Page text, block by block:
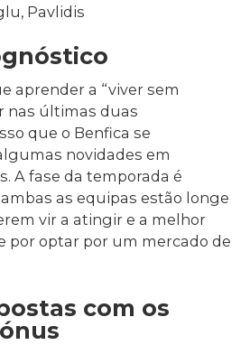
Pavlidis
aprender a “viver sem
nas últimas duas
que o Benfica se
novidades em
A fase da temporada é
as equipas estão longe
vir a atingir e a melhor
por optar por um mercado de
com os